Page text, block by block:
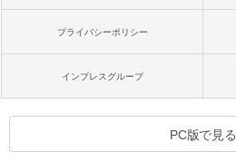
プライバシーポリシー
インプレスグループ
PC版で見る